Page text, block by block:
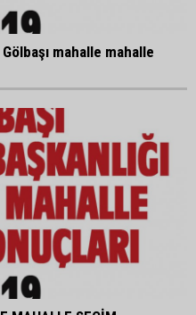
mahalle mahalle